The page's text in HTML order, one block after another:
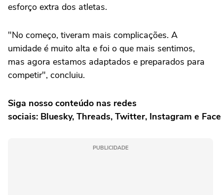
esforço extra dos atletas.
"No começo, tiveram mais complicações. A
umidade é muito alta e foi o que mais sentimos,
mas agora estamos adaptados e preparados para
competir", concluiu.
Siga nosso conteúdo nas redes
sociais: Bluesky, Threads, Twitter, Instagram e
PUBLICIDADE